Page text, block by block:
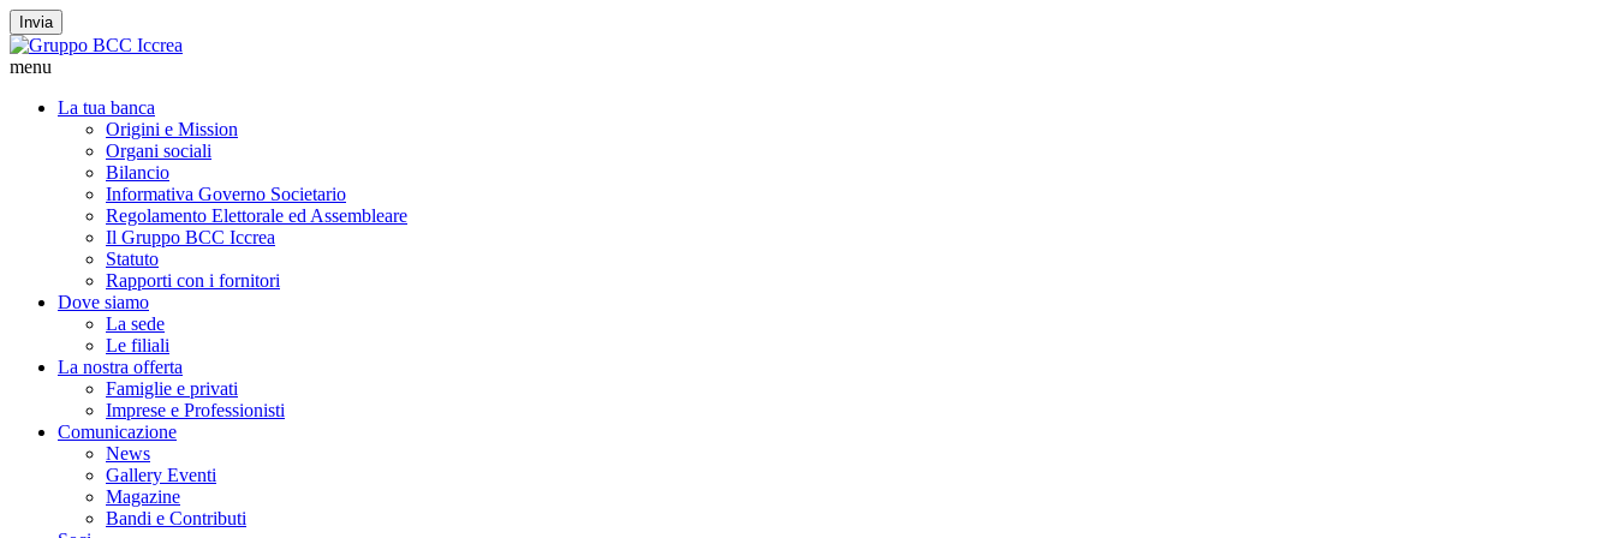
Invia
menu
La tua banca
Origini e Mission
Organi sociali
Bilancio
Informativa Governo Societario
Regolamento Elettorale ed Assembleare
Il Gruppo BCC Iccrea
Statuto
Rapporti con i fornitori
Dove siamo
La sede
Le filiali
La nostra offerta
Famiglie e privati
Imprese e Professionisti
Comunicazione
News
Gallery Eventi
Magazine
Bandi e Contributi